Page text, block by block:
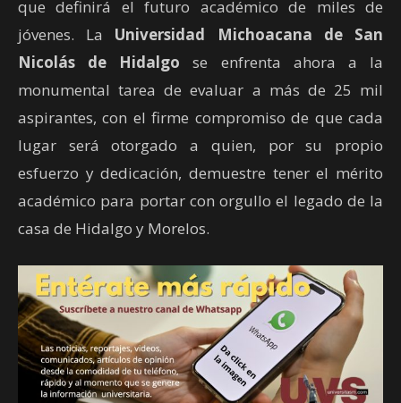
que definirá el futuro académico de miles de
jóvenes. La Universidad Michoacana de San
Nicolás de Hidalgo se enfrenta ahora a la
monumental tarea de evaluar a más de 25 mil
aspirantes, con el firme compromiso de que cada
lugar será otorgado a quien, por su propio
esfuerzo y dedicación, demuestre tener el mérito
académico para portar con orgullo el legado de la
casa de Hidalgo y Morelos.